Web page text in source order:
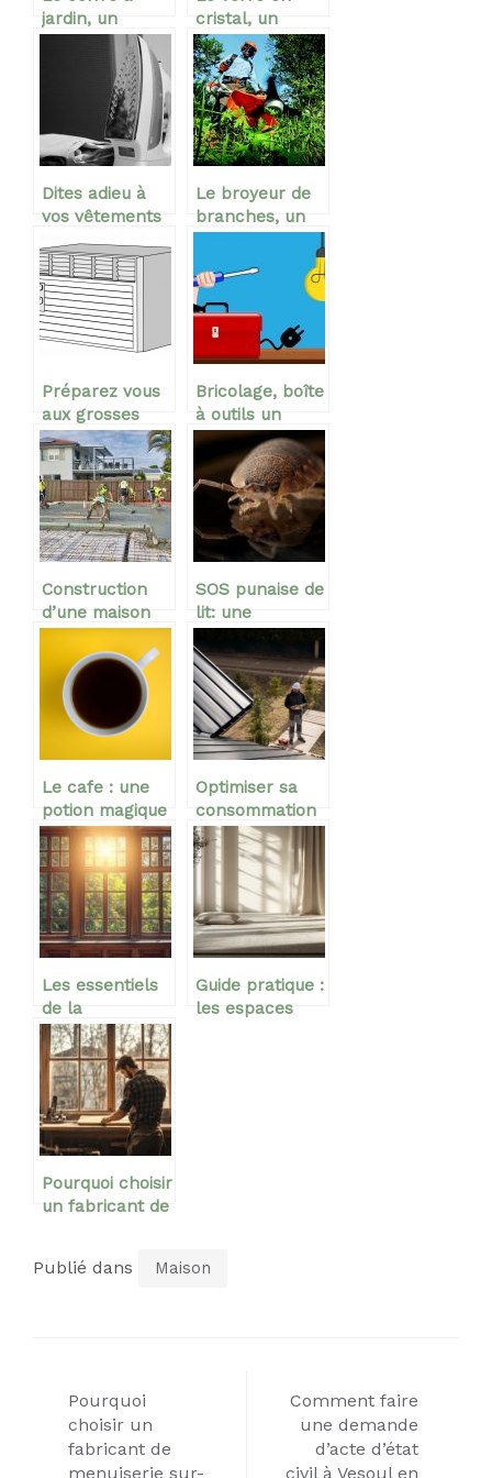
jardin, un
moyen de
ranger un
ensemble d’ojet
encombrant
cristal, un
excellent
moyen de
déguster votre
liqueur
Dites adieu à
vos vêtements
froissés !
Pensez
centrale-
vapeur !
Le broyeur de
branches, un
indispensable !
Préparez vous
aux grosses
vagues de
chaleur avec
un climatiseur
Bricolage, boîte
à outils un
espace pour
les outils de
travail
Construction
d’une maison
SOS punaise de
lit: une
entreprise de
désinfection
chez vous
Le cafe : une
potion magique
pour debuter
votre journee
avec energie et
sante
Optimiser sa
consommation
d’energie : les
travaux a
realiser
Les essentiels
de la
renovation de
fenetres en
bois pour
transformer
votre maison
Guide pratique :
les espaces
Pourquoi choisir
un fabricant de
vos projets de
Publié dans Maison
Navigation
de
Pourquoi
choisir un
fabricant de
menuiserie sur-
Comment faire
une demande
d’acte d’état
civil à Vesoul en